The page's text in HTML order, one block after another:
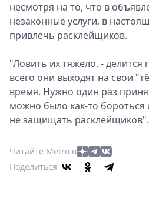
несмотря на то, что в
незаконные услуги, в
привлечь расклейщиков.
"Ловить их тяжело, -
всего они выходят на свои
время. Нужно один раз
можно было как-то бороться
не защищать расклейщиков".
Читайте Metro в
Поделиться